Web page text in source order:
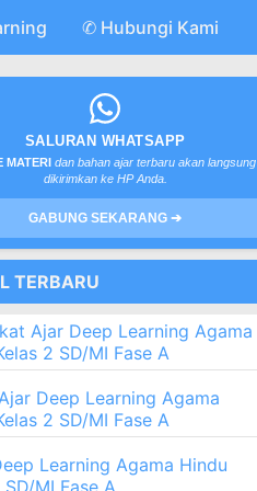
✆ Hubungi Kami
SALURAN WHATSAPP
MATERI dan bahan ajar terbaru akan langsung
dikirimkan ke HP Anda.
GABUNG SEKARANG ➔
TERBARU
Ajar Deep Learning Agama
2 SD/MI Fase A
Deep Learning Agama
2 SD/MI Fase A
Learning Agama Hindu
SD/MI Fase A